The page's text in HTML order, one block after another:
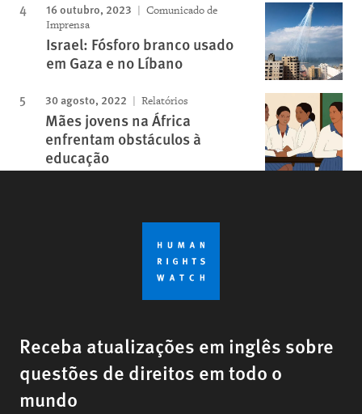
16 outubro, 2023
Comunicado de
Imprensa
Israel: Fósforo branco usado
em Gaza e no Líbano
30 agosto, 2022 Relatórios
Mães jovens na África
enfrentam obstáculos à
educação
Receba atualizações em inglês sobre
questões de direitos em todo o
mundo